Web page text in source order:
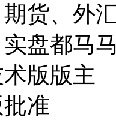
货、外
盘都马
版版主
准